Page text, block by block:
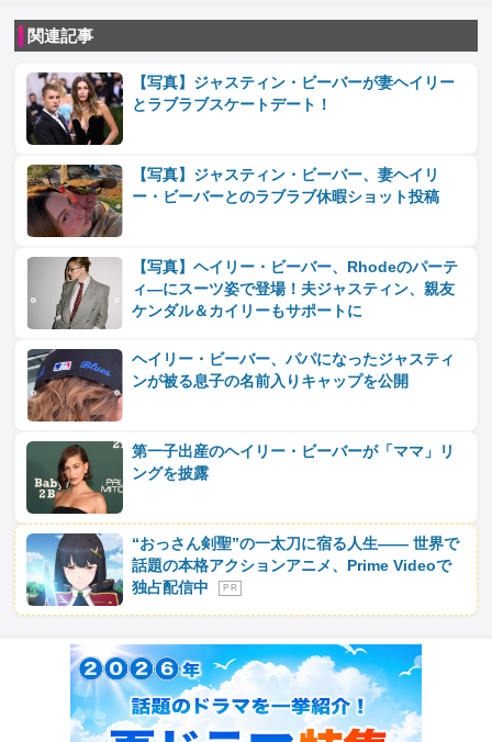
関連記事
【写真】ジャスティン・ビーバーが妻ヘイリー
とラブラブスケートデート！
【写真】ジャスティン・ビーバー、妻ヘイリ
ー・ビーバーとのラブラブ休暇ショット投稿
【写真】ヘイリー・ビーバー、Rhodeのパーテ
ィ―にスーツ姿で登場！夫ジャスティン、親友
ケンダル＆カイリーもサポートに
ヘイリー・ビーバー、パパになったジャスティ
ンが被る息子の名前入りキャップを公開
第一子出産のヘイリー・ビーバーが「ママ」リ
ングを披露
“おっさん剣聖”の一太刀に宿る人生―― 世界で
話題の本格アクションアニメ、Prime Videoで
独占配信中
P R